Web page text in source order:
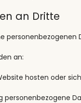
an Dritte
personenbezogenen
an:
hosten oder
personenbezogene